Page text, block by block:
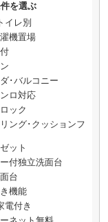
を選ぶ
イレ別
機置場
･バルコニー
ロ対応
ック
ング･クッションフ
ット
付独立洗面台
台
機能
電付き